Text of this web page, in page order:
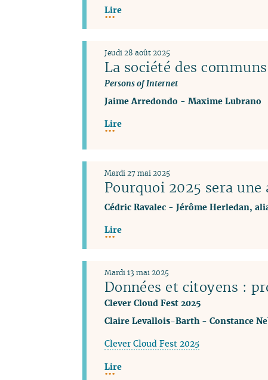
Lire
La société des
Persons of Internet
Jeudi 28 août 2025
Jaime Arredondo - Maxime Lubrano
Lire
Pourquoi 2025 sera une
Mardi 27 mai 2025
Cédric Ravalec- Jérôme Herledan,
Lire
Données et citoyens :
Clever Cloud Fest 2025
Mardi 13 mai 2025
Claire Levallois-Barth - Constance
Clever Cloud Fest 2025
Lire